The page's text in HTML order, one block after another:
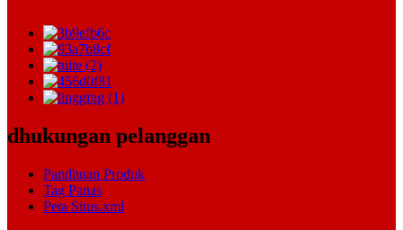
dhukungan pelanggan
Pandhuan Produk
Tag Panas
Peta Situs.xml